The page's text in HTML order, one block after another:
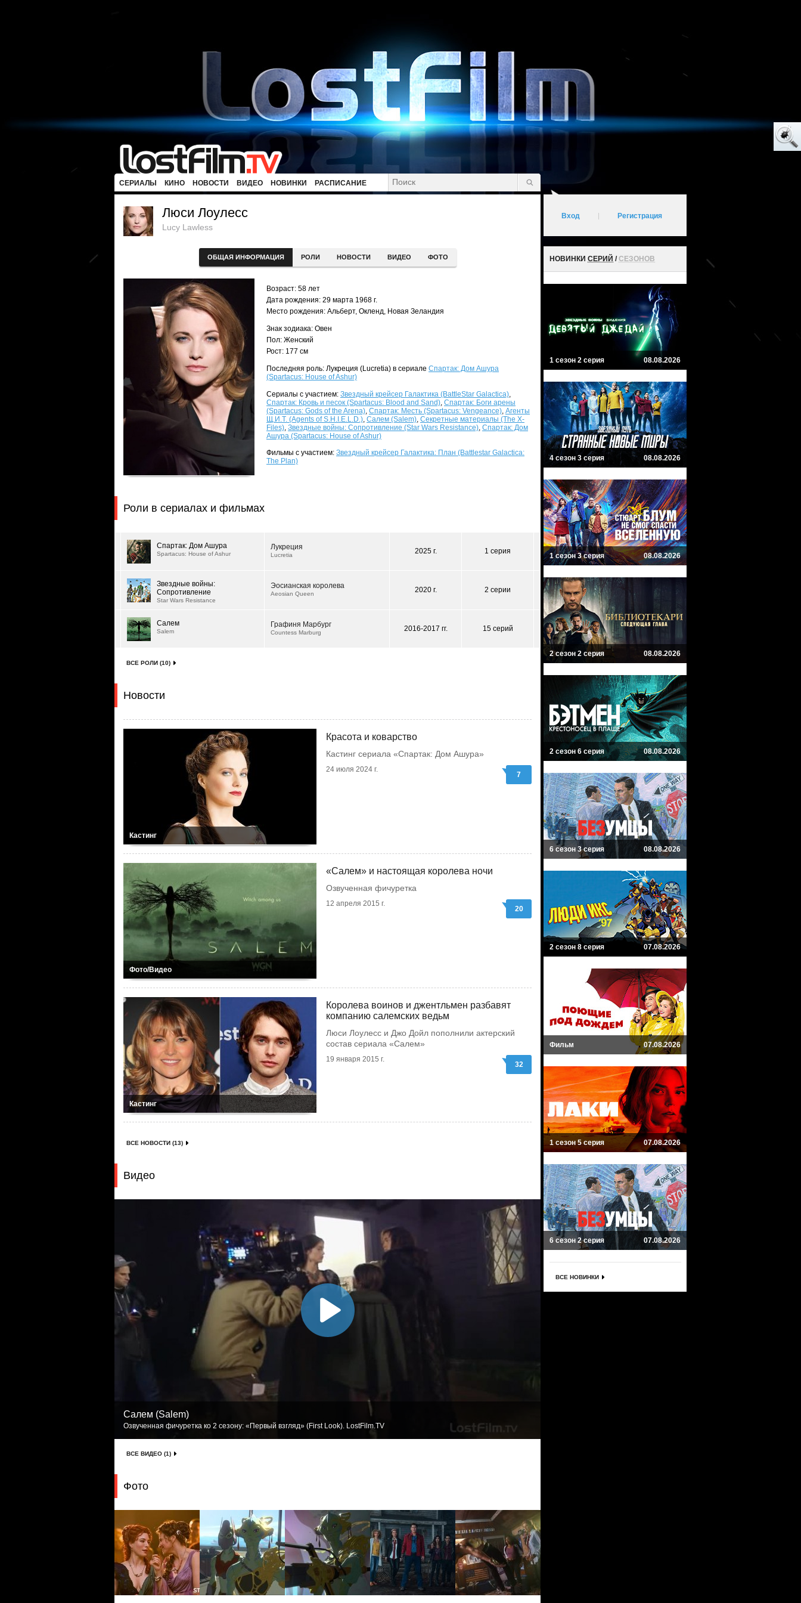
СЕРИАЛЫ КИНО НОВОСТИ ВИДЕО НОВИНКИ РАСПИСАНИЕ
Люси Лоулесс
Lucy Lawless
ОБЩАЯ ИНФОРМАЦИЯ РОЛИ НОВОСТИ ВИДЕО ФОТО
Возраст: 58 лет
Дата рождения: 29 марта 1968 г.
Место рождения: Альберт, Окленд, Новая Зеландия
Знак зодиака: Овен
Пол: Женский
Рост: 177 см
Последняя роль: Лукреция (Lucretia) в сериале Спартак: Дом Ашура
(Spartacus: House of Ashur)
Сериалы с участием: Звездный крейсер Галактика (BattleStar Galactica),
Спартак: Кровь и песок (Spartacus: Blood and Sand), Спартак: Боги арены
(Spartacus: Gods of the Arena), Спартак: Месть (Spartacus: Vengeance), Агенты
Щ.И.Т. (Agents of S.H.I.E.L.D.), Салем (Salem), Секретные материалы (The X-
Files), Звездные войны: Сопротивление (Star Wars Resistance), Спартак: Дом
Ашура (Spartacus: House of Ashur)
Фильмы с участием: Звездный крейсер Галактика: План (Battlestar Galactica:
The Plan)
Роли в сериалах и фильмах
Спартак: Дом Ашура
Spartacus: House of Ashur
Лукреция
Lucretia 2025 г. 1 серия
Звездные войны:
Сопротивление
Star Wars Resistance
Эосианская королева
Aeosian Queen 2020 г. 2 серии
Салем
Salem
Графиня Марбург
Countess Marburg 2016-2017 гг. 15 серий
ВСЕ РОЛИ (10)
Новости
Кастинг
Красота и коварство
Кастинг сериала «Спартак: Дом Ашура»
24 июля 2024 г.
7
Фото/Видео
«Салем» и настоящая королева ночи
Озвученная фичуретка
12 апреля 2015 г.
20
Кастинг
Королева воинов и джентльмен разбавят
компанию салемских ведьм
Люси Лоулесс и Джо Дойл пополнили актерский
состав сериала «Салем»
19 января 2015 г.
32
ВСЕ НОВОСТИ (13)
Видео
Салем (Salem)
Озвученная фичуретка ко 2 сезону: «Первый взгляд» (First Look). LostFilm.TV
ВСЕ ВИДЕО (1)
Фото
Вход Регистрация
НОВИНКИ СЕРИЙ /СЕЗОНОВ
1 сезон 2 серия 08.08.2026
4 сезон 3 серия 08.08.2026
1 сезон 3 серия 08.08.2026
2 сезон 2 серия 08.08.2026
2 сезон 6 серия 08.08.2026
6 сезон 3 серия 08.08.2026
2 сезон 8 серия 07.08.2026
Фильм 07.08.2026
1 сезон 5 серия 07.08.2026
6 сезон 2 серия 07.08.2026
ВСЕ НОВИНКИ